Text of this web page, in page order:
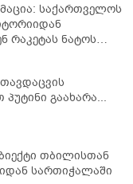
საქართველოს
რაკეტას ნატოს
პუტინი გაახარა...
თბილისთან
ახლოს ანუ კოსმოსიდან სართიჭალაში